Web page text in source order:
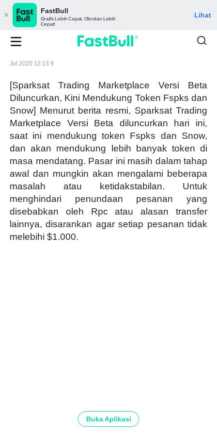
FastBull
Grafik Lebih Cepat, Obrolan Lebih
Cepat!
Lihat
Jul 2025 12:13 9
[Sparksat Trading Marketplace Versi Beta
Diluncurkan, Kini Mendukung Token Fspks dan
Snow] Menurut berita resmi, Sparksat Trading
Marketplace Versi Beta diluncurkan hari ini,
saat ini mendukung token Fspks dan Snow,
dan akan mendukung lebih banyak token di
masa mendatang. Pasar ini masih dalam tahap
awal dan mungkin akan mengalami beberapa
masalah atau ketidakstabilan. Untuk
menghindari penundaan pesanan yang
disebabkan oleh Rpc atau alasan transfer
lainnya, disarankan agar setiap pesanan tidak
melebihi $1.000.
Buka Aplikasi